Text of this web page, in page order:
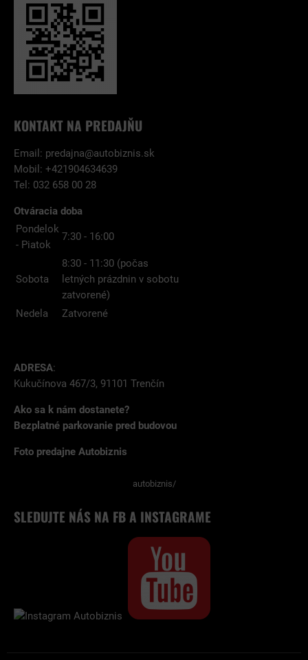
KONTAKT NA PREDAJŇU
Email: predajna@autobiznis.sk
Mobil: +421904634639
Tel: 032 658 00 28
Otváracia doba
Pondelok
- Piatok
7:30 - 16:00
Sobota
8:30 - 11:30 (počas
letných prázdnin v sobotu
zatvorené)
Nedela
Zatvorené
ADRESA:
Kukučínova 467/3, 91101 Trenčín
Ako sa k nám dostanete?
Bezplatné parkovanie pred budovou
Foto predajne Autobiznis
autobiznis/
SLEDUJTE NÁS NA FB A INSTAGRAME